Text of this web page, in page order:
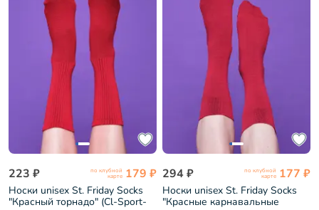
223 ₽ по клубной
карте 179 ₽
Носки unisex St. Friday Socks
"Красный торнадо" (Cl-Sport-
294 ₽ по клубной
карте 177 ₽
Носки unisex St. Friday Socks
"Красные карнавальные